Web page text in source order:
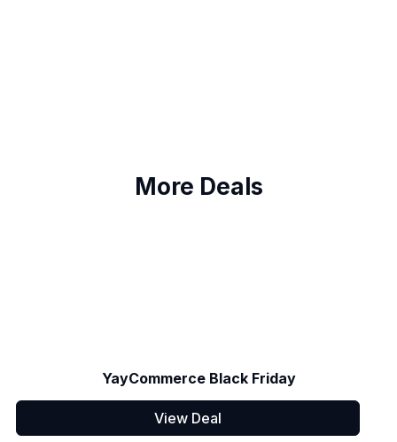
More Deals
YayCommerce Black Friday
View Deal